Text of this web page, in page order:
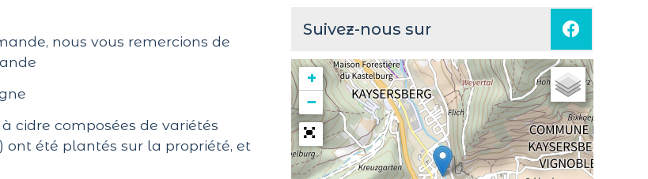
Suivez-nous sur
+
−
nous vous remercions de
cidre composées de variétés
ont été plantés sur la propriété, et